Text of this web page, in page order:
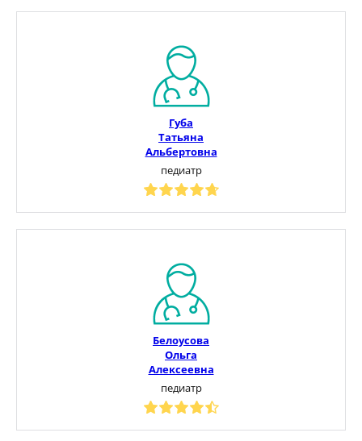
Губа
Татьяна
Альбертовна
педиатр
Белоусова
Ольга
Алексеевна
педиатр